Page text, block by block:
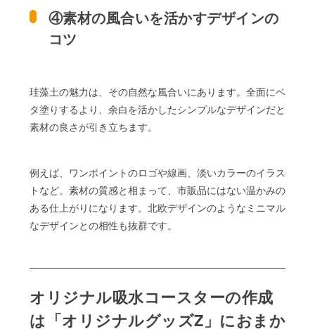
④素材の風合いを活かすデザインの
コツ
珪藻土の魅力は、その自然な風合いにあります。全面にベ
タ塗りするより、余白を活かしたシンプルなデザインだと
素材の良さが引き立ちます。
例えば、ワンポイントのロゴや線画、淡いカラーのイラス
トなど。素材の質感と相まって、市販品にはない温かみの
ある仕上がりになります。北欧デザインのようなミニマル
なデザインとの相性も抜群です。
オリジナル吸水コースターの作成
は「オリジナルグッズZ」におまか